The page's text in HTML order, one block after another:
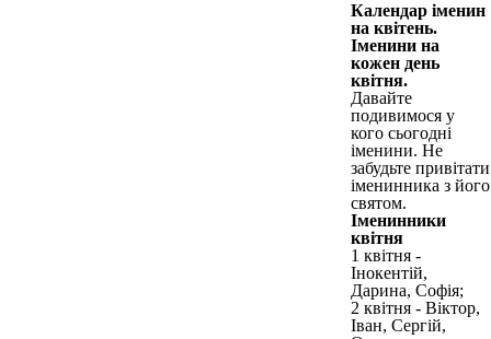
Календар іменин
на квітень.
Іменини на
кожен день
квітня.
Давайте
подивимося у
кого сьогодні
іменини. Не
забудьте привітати
іменинника з його
святом.
Іменинники
квітня
1 квітня -
Інокентій,
Дарина, Софія;
2 квітня - Віктор,
Іван, Сергій,